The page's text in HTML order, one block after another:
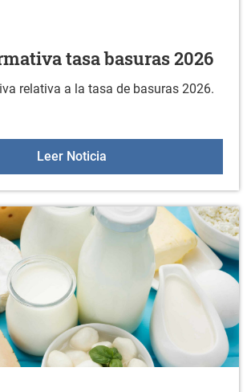
tasa basuras 2026
relativa a la tasa de basuras 2026.
Leer NoticiaNota informativa tasa